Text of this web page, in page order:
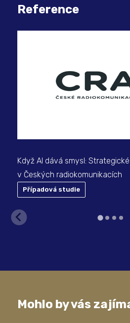
Reference
Když AI dává smysl:
v Českých radiokomunikacích
Případová studie
Mohlo by vás